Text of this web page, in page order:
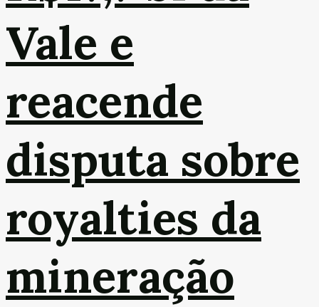
Vale e
reacende
disputa sobre
royalties da
mineração